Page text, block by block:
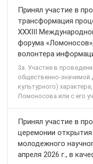
Принял участие в
трансформация
XXXIII
форума
волонтера
3а. Участие в
общественно-значимой
культурного)
Ломоносова или с его
Принял участие в
церемонии
молодежного
апреля 2026 г., в